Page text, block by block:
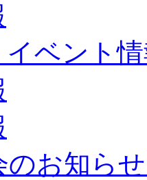
イベント
のお知ら